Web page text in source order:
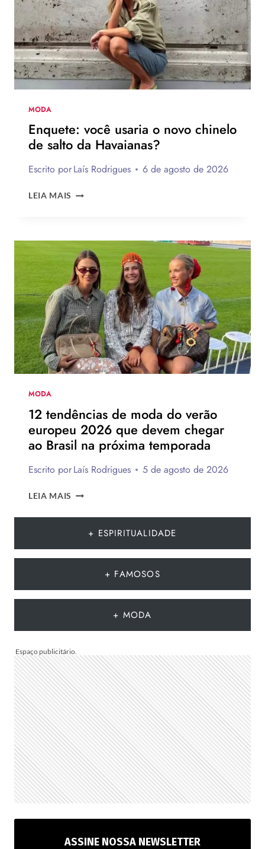
FAZER
MODA
Enquete: você usaria o novo chinelo
de salto da Havaianas?
Escrito porLaís Rodrigues 6 de agosto de 2026
LEIA MAIS ENQUETE:
NOVO
CHINELO
DE
SALTO
DA
HAVAIANAS?
MODA
12 tendências de moda do verão
europeu 2026 que devem chegar
ao Brasil na próxima temporada
Escrito porLaís Rodrigues 5 de agosto de 2026
LEIA MAIS
DE
MODA
QUE
AO
NA
PRÓXIMA
TEMPORADA
+ ESPIRITUALIDADE
+ FAMOSOS
+ MODA
ASSINE NOSSA NEWSLETTER